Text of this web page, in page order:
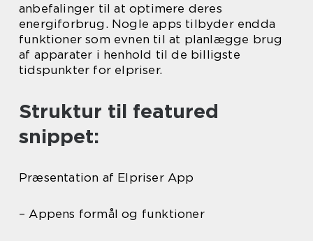
anbefalinger til at optimere deres
energiforbrug. Nogle apps tilbyder endda
funktioner som evnen til at planlægge brug
af apparater i henhold til de billigste
tidspunkter for elpriser.
Struktur til featured
snippet:
Præsentation af Elpriser App
– Appens formål og funktioner